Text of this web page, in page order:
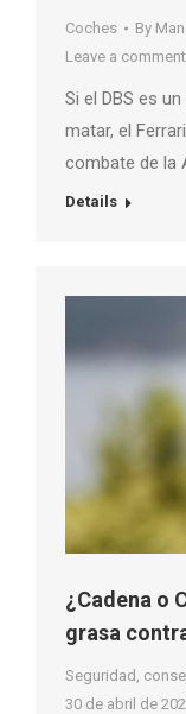
Coches By
Leave a comment
Si el DBS es
matar, el
combate de la
Details
¿Cadena o
grasa
Seguridad,
30 de abril de